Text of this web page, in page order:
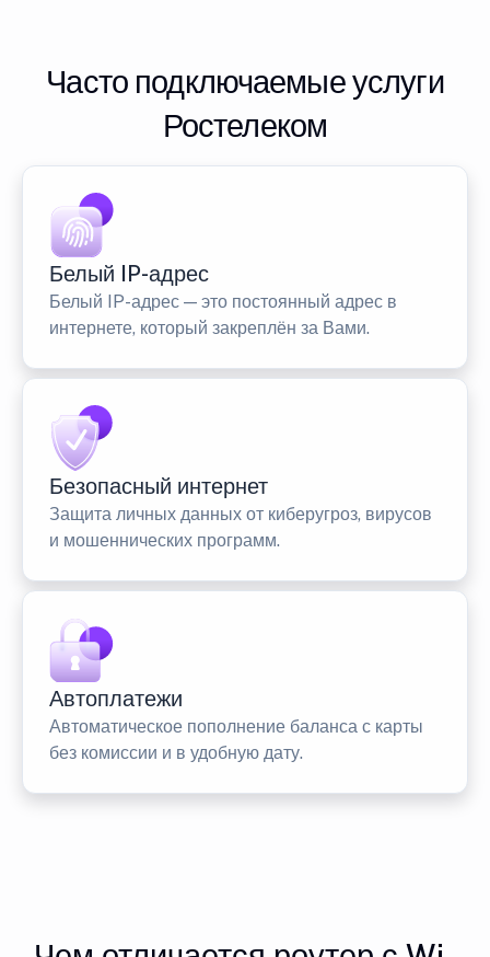
Часто подключаемые услуги
Ростелеком
Белый IP-адрес
Белый IP-адрес — это постоянный адрес в
интернете, который закреплён за Вами.
Безопасный интернет
Защита личных данных от киберугроз, вирусов
и мошеннических программ.
Автоплатежи
Автоматическое пополнение баланса с карты
без комиссии и в удобную дату.